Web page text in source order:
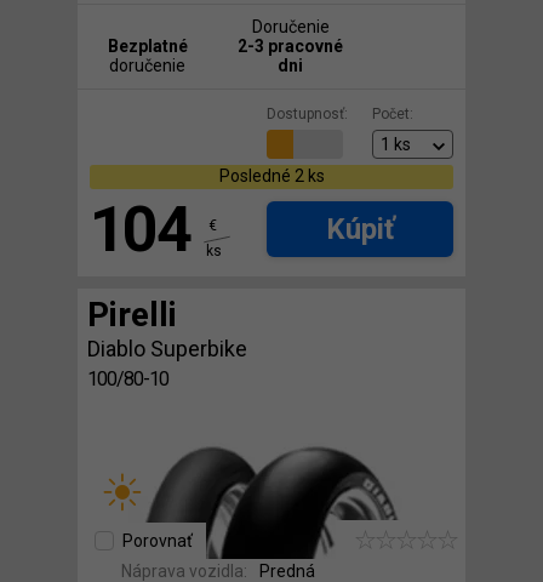
Bezplatné
doručenie
Doručenie
2-3 pracovné
dni
Dostupnosť: Počet:
Posledné 2 ks
104
€
ks
Kúpiť
Pirelli
Diablo Superbike
100/80-10
Porovnať
Náprava vozidla:
Predná